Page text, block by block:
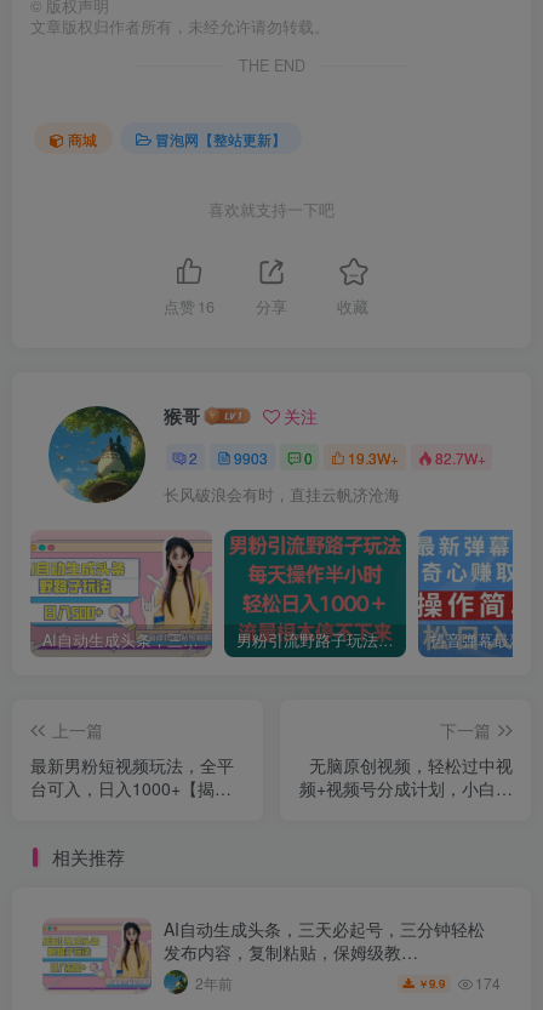
© 版权声明
文章版权归作者所有，未经允许请勿转载。
THE END
商城 冒泡网【整站更新】
喜欢就支持一下吧
点赞 16 分享 收藏
猴哥 关注
2 9903 0 19.3W+ 82.7W+
长风破浪会有时，直挂云帆济沧海
AI自动生成头条，三天必起号，三分钟轻松发布内容，复制粘贴，保姆级教… 男粉引流野路子玩法，每天操作半小时轻松日入1000＋，流量根本停不下来
上一篇
最新男粉短视频玩法，全平
台可入，日入1000+【揭
下一篇
无脑原创视频，轻松过中视
频+视频号分成计划，小白也
相关推荐
AI自动生成头条，三天必起号，三分钟轻松
发布内容，复制粘贴，保姆级教…
2年前 ￥9.9 174